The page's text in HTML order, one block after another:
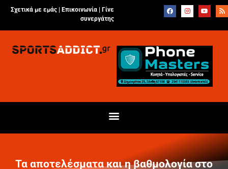
Σχετικά με εμάς | Επικοινωνία
Γίνε
συνεργάτης
Τα αποτελέσματα και η βαθμολογία στο